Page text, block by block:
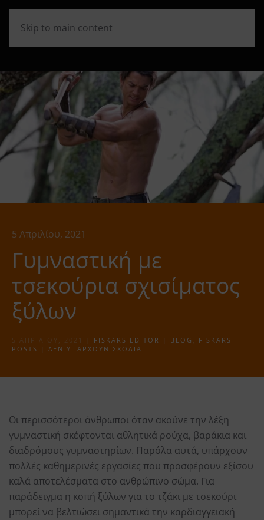
Skip to main content
5 Απριλίου, 2021
Γυμναστική με
τσεκούρια σχισίματος
ξύλων
5 ΑΠΡΙΛΊΟΥ, 2021 FISKARS EDITOR BLOG , FISKARS
POSTS
ΔΕΝ ΥΠΆΡΧΟΥΝ ΣΧΌΛΙΑ
ΤΣΕΚΟΎΡΙΑ
Οι περισσότεροι άνθρωποι όταν ακούνε την λέξη
γυμναστική σκέφτονται αθλητικά ρούχα, βαράκια και
διαδρόμους γυμναστηρίων. Παρόλα αυτά, υπάρχουν
πολλές καθημερινές εργασίες που προσφέρουν εξίσου
καλά αποτελέσματα στο ανθρώπινο σώμα. Για
παράδειγμα η κοπή ξύλων για το τζάκι με τσεκούρι
μπορεί να βελτιώσει σημαντικά την καρδιαγγειακή